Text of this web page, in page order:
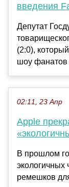
введения
Депутат
(2:0),
шоу фанатов
02:11, 23 Апр
Apple
В прошлом
экологичных
ремешков